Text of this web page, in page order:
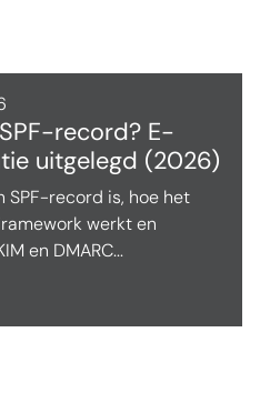
record? E-
uitgelegd (2026)
SPF-record is, hoe het
werkt en
en DMARC...